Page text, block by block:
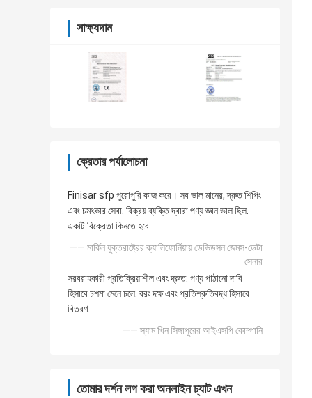
সাক্ষ্যদান
ক্রেতার পর্যালোচনা
Finisar sfp পুরোপুরি কাজ করে। সব ভাল মানের, দ্রুত শিপিং
এবং চমৎকার সেবা. বিক্রয় ব্যক্তি দ্বারা পণ্য জ্ঞান ভাল ছিল.
একটি বিক্রেতা কিনতে হবে.
—— মার্কিন যুক্তরাষ্ট্রের ক্যালিফোর্নিয়ায় ডেভিডসন জেমস-ডেটা
সেনার
সরবরাহকারী প্রতিক্রিয়াশীল এবং দ্রুত. পণ্য পাঠানো দাবি
হিসাবে চশমা মেনে চলে. বরং দক্ষ এবং প্রতিশ্রুতিবদ্ধ হিসাবে
বিতরণ.
—— স্যাম খিন সিঙ্গাপুরের আইএসপি কোম্পানি
তোমার দর্শন লগ করা অনলাইন চ্যাট এখন